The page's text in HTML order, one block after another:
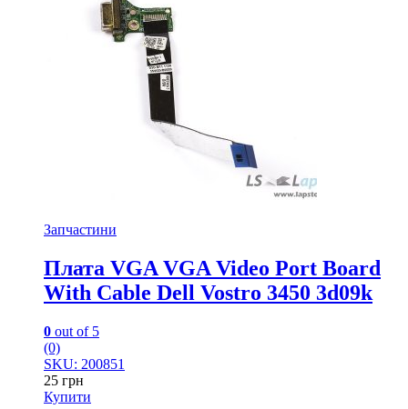
Запчастини
Плата VGA VGA Video Port Board
With Cable Dell Vostro 3450 3d09k
0 out of 5
(0)
SKU: 200851
25 грн
Купити